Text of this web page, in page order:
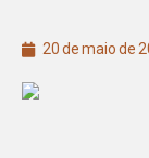
20 de maio de